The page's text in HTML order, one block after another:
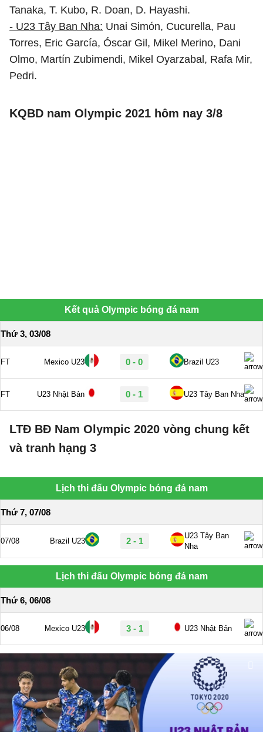
Tanaka, T. Kubo, R. Doan, D. Hayashi.
- U23 Tây Ban Nha: Unai Simón, Cucurella, Pau
Torres, Eric García, Óscar Gil, Mikel Merino, Dani
Olmo, Martín Zubimendi, Mikel Oyarzabal, Rafa Mir,
Pedri.
KQBD nam Olympic 2021 hôm nay 3/8
LTĐ BĐ Nam Olympic 2020 vòng chung kết
và tranh hạng 3